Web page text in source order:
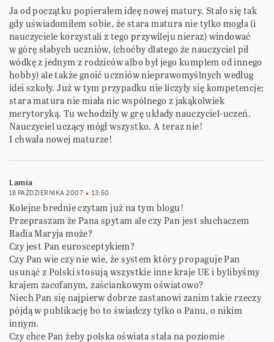
Ja od początku popierałem ideę nowej matury. Stało się tak
gdy uświadomiłem sobie, że stara matura nie tylko mogła (i
nauczyciele korzystali z tego przywileju nieraz) windować
w górę słabych uczniów, (choćby dlatego że nauczyciel pił
wódkę z jednym z rodziców albo był jego kumplem od innego
hobby) ale także gnoić uczniów nieprawomyślnych według
idei szkoły. Już w tym przypadku nie liczyły się kompetencje;
stara matura nie miała nic wspólnego z jakąkolwiek
merytoryką. Tu wchodziły w grę układy nauczyciel-uczeń.
Nauczyciel uczący mógł wszystko. A teraz nie!
I chwała nowej maturze!
Lamia
18 PAŹDZIERNIKA 2007 13:50
Kolejne brednie czytam już na tym blogu!
Przepraszam że Pana spytam ale czy Pan jest słuchaczem
Radia Maryja może?
Czy jest Pan eurosceptykiem?
Czy Pan wie czy nie wie, że system który propaguje Pan
usunąć z Polski stosują wszystkie inne kraje UE i bylibyśmy
krajem zacofanym, zaściankowym oświatowo?
Niech Pan się najpierw dobrze zastanowi zanim takie rzeczy
pójdą w publikację bo to świadczy tylko o Panu, o nikim
innym.
Czy chce Pan żeby polska oświata stała na poziomie